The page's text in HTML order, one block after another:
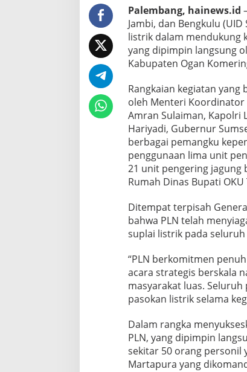
Palembang, hainews.id
Jambi, dan Bengkulu
listrik dalam mendukung
yang dipimpin langsung
Kabupaten Ogan
Rangkaian kegiatan
oleh Menteri Koordinator
Amran Sulaiman, Kapolri
Hariyadi, Gubernur
berbagai pemangku
penggunaan lima unit
21 unit pengering jagung
Rumah Dinas Bupati
Ditempat terpisah
bahwa PLN telah
suplai listrik pada
“PLN berkomitmen
acara strategis berskala
masyarakat luas.
pasokan listrik selama
Dalam rangka
PLN, yang dipimpin
sekitar 50 orang personil
Martapura yang